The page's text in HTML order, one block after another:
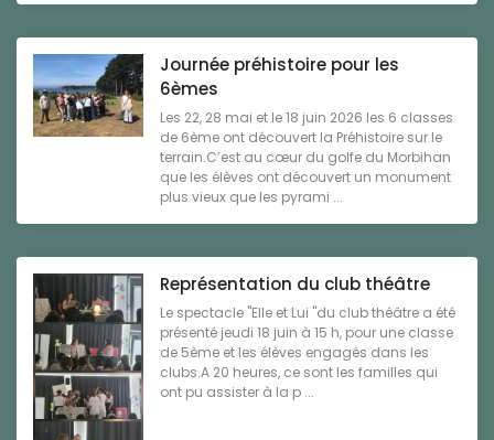
Journée préhistoire pour les
6èmes
Les 22, 28 mai et le 18 juin 2026 les 6 classes
de 6ème ont découvert la Préhistoire sur le
terrain.C’est au cœur du golfe du Morbihan
que les élèves ont découvert un monument
plus vieux que les pyrami ...
Représentation du club théâtre
Le spectacle "Elle et Lui "du club théâtre a été
présenté jeudi 18 juin à 15 h, pour une classe
de 5ème et les élèves engagés dans les
clubs.A 20 heures, ce sont les familles qui
ont pu assister à la p ...